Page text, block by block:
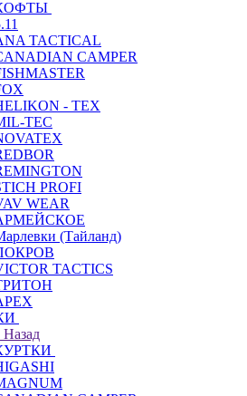
TACTICAL
CAMPER
- TEX
TEC
PROFI
WEAR
(Тайланд)
TACTICS
Назад